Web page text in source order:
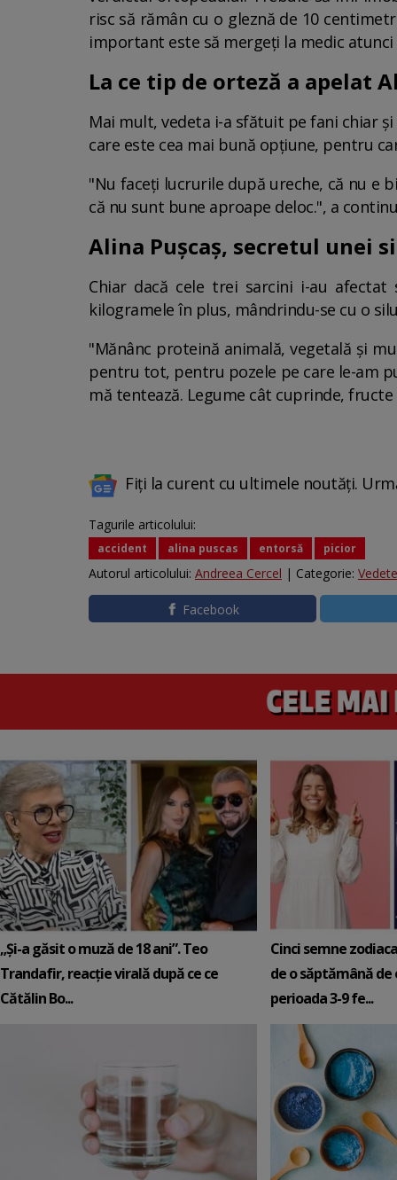
risc să rămân cu o gleznă de 10
important este să mergeți la medic
La ce tip de orteză a apelat
Mai mult, vedeta i-a sfătuit pe fani chiar
care este cea mai bună opțiune, pentru
"Nu faceți lucrurile după ureche, că nu e
că nu sunt bune aproape deloc.", a
Alina Pușcaș, secretul unei
Chiar dacă cele trei sarcini i-au
kilogramele în plus, mândrindu-se cu o
"Mănânc proteină animală, vegetală și
pentru tot, pentru pozele pe care le-am
mă tentează. Legume cât cuprinde,
Fiți la curent cu ultimele noutăți.
Tagurile articolului:
accident alina puscas entorsă picior
Autorul articolului: Andreea Cercel | Categorie: Vedete
Facebook
„Și-a găsit o muză de 18 ani”. Teo
Trandafir, reacție virală după ce ce
Cătălin Bo...
Cinci semne
de o săptămână de
perioada 3-9 fe...